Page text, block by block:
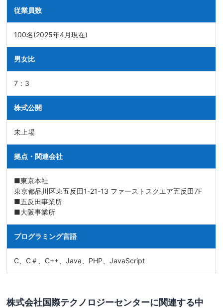
従業員数
100名(2025年4月現在)
男女比
7：3
株式公開
未上場
拠点・関連会社
■東京本社
東京都品川区東五反田1-21-13 ファーストスクエア五反田7F
■五反田事業所
■大阪事業所
プログラミング言語
C、C＃、C++、Java、PHP、JavaScript
株式会社国際テクノロジーセンターに関連する中